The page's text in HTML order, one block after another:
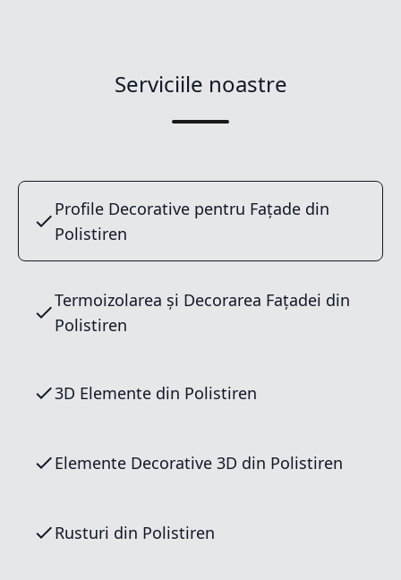
Serviciile noastre
Profile Decorative pentru Fațade din
Polistiren
Termoizolarea și Decorarea Fațadei din
Polistiren
3D Elemente din Polistiren
Elemente Decorative 3D din Polistiren
Rusturi din Polistiren